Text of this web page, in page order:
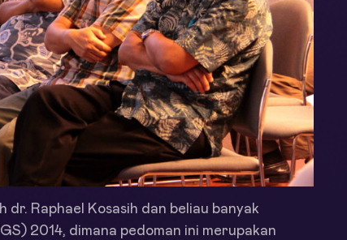
dr. Raphael Kosasih dan beliau banyak
2014, dimana pedoman ini merupakan